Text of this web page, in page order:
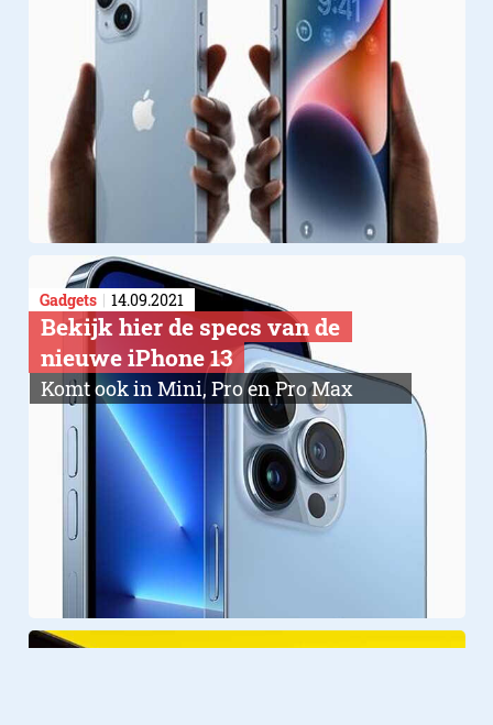
Gadgets 14.09.2021
Bekijk hier de specs van de
nieuwe iPhone 13
Komt ook in Mini, Pro en Pro Max